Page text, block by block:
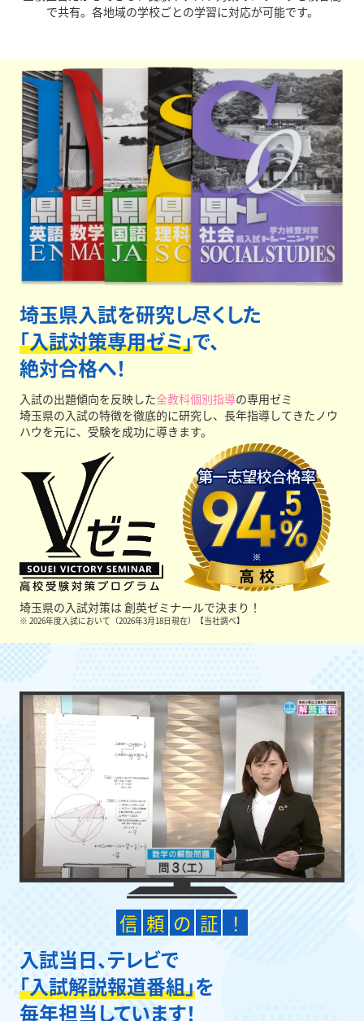
とにした適切な進路指導を正社員が行います。保護者面
談は最低年3回実施、
さらに授業外に生徒個別面談まで
実施しています。安心してお任せください。
で共有。各地域の学校ごとの学習に対応が可能です。
埼玉県入試を研究し尽くした
「入試対策専用ゼミ」で、
絶対合格へ！
入試の出題傾向を反映した全教科個別指導の専用ゼミ
埼玉県の入試の特徴を徹底的に研究し、長年指導してきたノウ
ハウを元に、受験を成功に導きます。
埼玉県の入試対策は 創英ゼミナールで決まり！
※ 2026年度入試において（2026年3月18日現在）【当社調べ】
信 頼 の 証 ！
入試当日、テレビで
「入試解説報道番組」を
毎年担当しています！